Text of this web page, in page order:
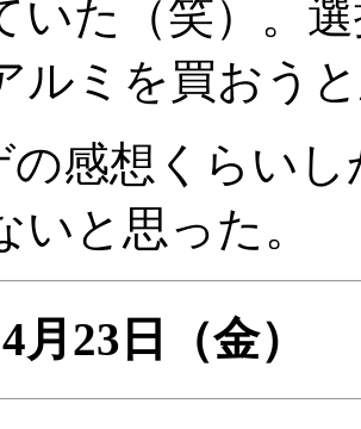
いた（笑）。
ルミを買おう
の感想くらい
いと思った。
月23日 （金）